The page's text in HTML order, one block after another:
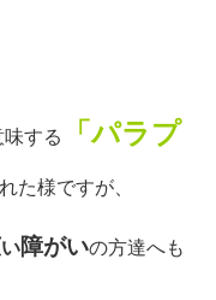
味する
「パラプ
た様ですが、
い障がいの方達へも